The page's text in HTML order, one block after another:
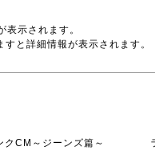
示されます。
と詳細情報が表示されます。
クCM～ジーンズ篇～